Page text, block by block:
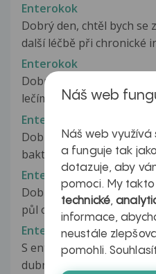
Enterokok
Dobrý den, chtěl bych
další léčbě při chronické
Enterokok
Dobrý den, Chtěla bych
lečím s gynekologickým
Enterokok
Dobrý den, mám stálé
bakterií enterokok,
Enterokok
Dobrý den, s partnerem
půl o miminko, tak že
Enterokok
S enterokokem v
dubna. Byla tam ještě
Náš web
Náš web využívá
a funguje tak
dotazuje, aby
pomoci. My
technické,
informace,
neustále
pomohli.